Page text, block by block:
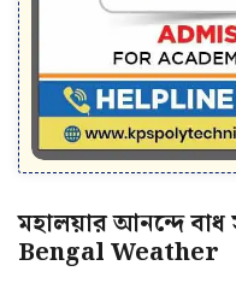
মহালয়ার আনন্দে বাধ
Bengal Weather